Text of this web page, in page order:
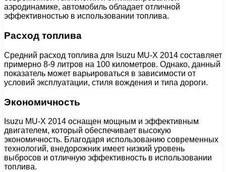
аэродинамике, автомобиль обладает отличной
эффективностью в использовании топлива.
Расход топлива
Средний расход топлива для Isuzu MU-X 2014 составляет
примерно 8-9 литров на 100 километров. Однако, данный
показатель может варьироваться в зависимости от
условий эксплуатации, стиля вождения и типа дороги.
Экономичность
Isuzu MU-X 2014 оснащен мощным и эффективным
двигателем, который обеспечивает высокую
экономичность. Благодаря использованию современных
технологий, внедорожник имеет низкий уровень
выбросов и отличную эффективность в использовании
топлива.